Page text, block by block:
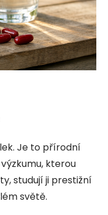
Je to přírodní
kterou
studují ji prestižní
světě.